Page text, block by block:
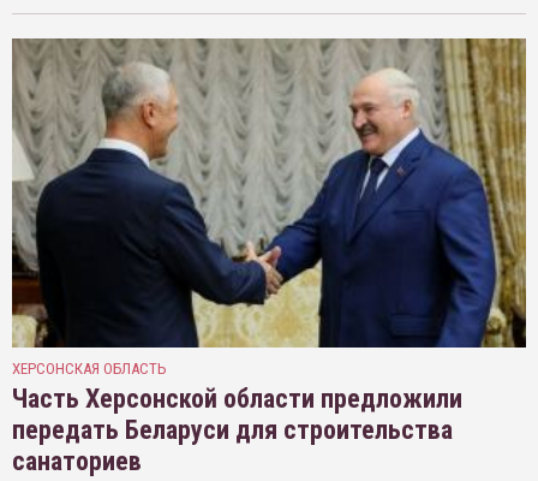
ХЕРСОНСКАЯ ОБЛАСТЬ
Часть Херсонской области предложили
передать Беларуси для строительства
санаториев